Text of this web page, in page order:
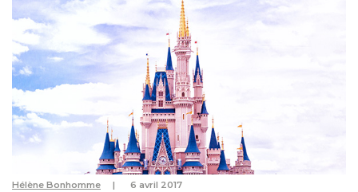
Hélène Bonhomme 6 avril 2017